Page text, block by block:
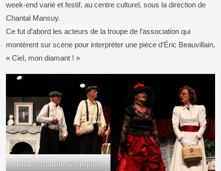
week-end varié et festif, au centre culturel, sous la direction de
Chantal Mansuy.
Ce fut d’abord les acteurs de la troupe de l’association qui
montèrent sur scène pour interpréter une pièce d’Éric Beauvillain,
« Ciel, mon diamant ! »
Photos Isabelle Seichepine